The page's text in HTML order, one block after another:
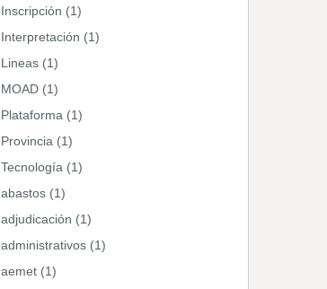
Inscripción (1)
Interpretación (1)
Lineas (1)
MOAD (1)
Plataforma (1)
Provincia (1)
Tecnología (1)
abastos (1)
adjudicación (1)
administrativos (1)
aemet (1)